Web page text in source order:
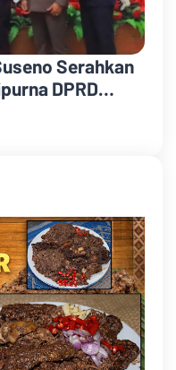
Serahkan
DPRD